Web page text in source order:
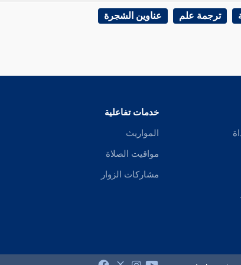
ترجمة علم عناوين الشجرة
خدمات تفاعلية
المواريث
مواقيت الصلاة
مشاركات الزوار